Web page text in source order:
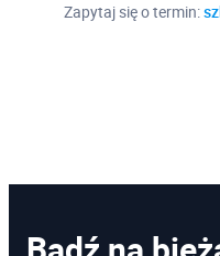
Zapytaj się o termin:
AutoCAD P&ID
AutoCAD